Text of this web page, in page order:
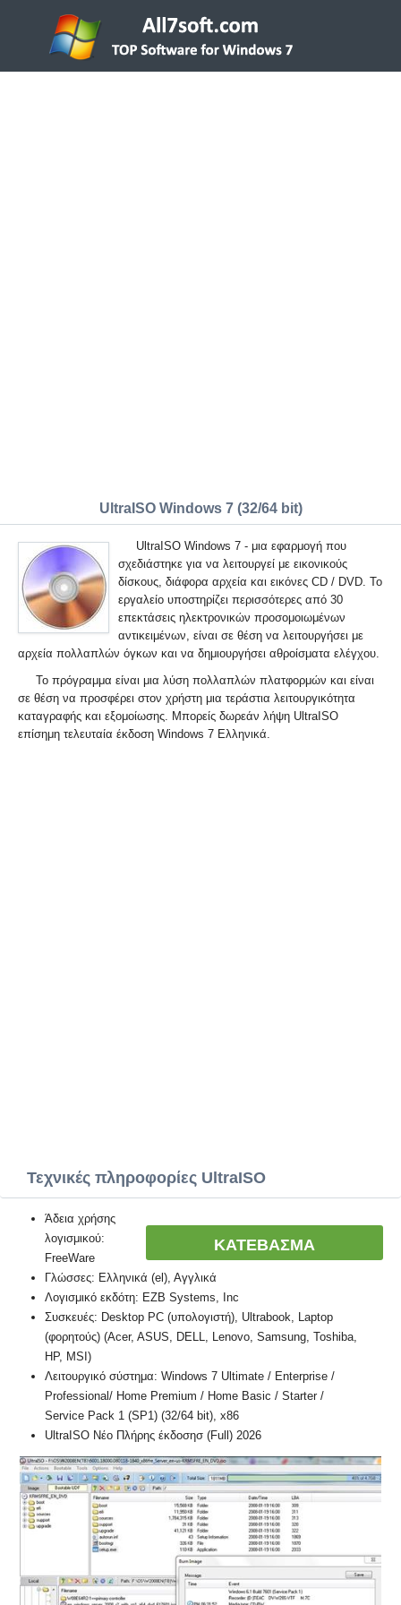
UltraISO Windows 7 (32/64 bit)
UltraISO Windows 7 - μια εφαρμογή που
σχεδιάστηκε για να λειτουργεί με εικονικούς
δίσκους, διάφορα αρχεία και εικόνες CD / DVD. Το
εργαλείο υποστηρίζει περισσότερες από 30
επεκτάσεις ηλεκτρονικών προσομοιωμένων
αντικειμένων, είναι σε θέση να λειτουργήσει με
αρχεία πολλαπλών όγκων και να δημιουργήσει αθροίσματα ελέγχου.
Το πρόγραμμα είναι μια λύση πολλαπλών πλατφορμών και είναι
σε θέση να προσφέρει στον χρήστη μια τεράστια λειτουργικότητα
καταγραφής και εξομοίωσης. Μπορείς δωρεάν λήψη UltraISO
επίσημη τελευταία έκδοση Windows 7 Ελληνικά.
Τεχνικές πληροφορίες UltraISO
ΚΑΤΕΒΑΣΜΑ
Άδεια χρήσης
λογισμικού:
FreeWare
Γλώσσες: Ελληνικά (el), Αγγλικά
Λογισμικό εκδότη: EZB Systems, Inc
Συσκευές: Desktop PC (υπολογιστή), Ultrabook, Laptop
(φορητούς) (Acer, ASUS, DELL, Lenovo, Samsung, Toshiba,
HP, MSI)
Λειτουργικό σύστημα: Windows 7 Ultimate / Enterprise /
Professional/ Home Premium / Home Basic / Starter /
Service Pack 1 (SP1) (32/64 bit), x86
UltraISO Νέο Πλήρης έκδοσησ (Full) 2026